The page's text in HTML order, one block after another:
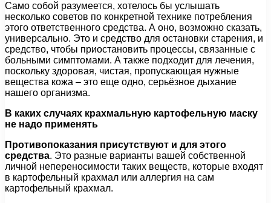
Само собой разумеется, хотелось бы услышать
несколько советов по конкретной технике потребления
этого ответственного средства. А оно, возможно сказать,
универсально. Это и средство для остановки старения, и
средство, чтобы приостановить процессы, связанные с
больными симптомами. А также подходит для лечения,
поскольку здоровая, чистая, пропускающая нужные
вещества кожа – это еще одно, серьёзное дыхание
нашего организма.
В каких случаях крахмальную картофельную маску
не надо применять
Противопоказания присутствуют и для этого
средства. Это разные варианты вашей собственной
личной непереносимости таких веществ, которые входят
в картофельный крахмал или аллергия на сам
картофельный крахмал.